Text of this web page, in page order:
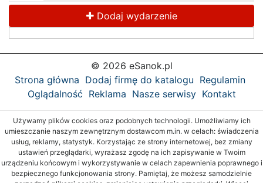
Dodaj wydarzenie
© 2026 eSanok.pl
Strona główna Dodaj firmę do katalogu Regulamin
Oglądalność Reklama Nasze serwisy Kontakt
Używamy plików cookies oraz podobnych technologii. Umożliwiamy ich
umieszczanie naszym zewnętrznym dostawcom m.in. w celach: świadczenia
usług, reklamy, statystyk. Korzystając ze strony internetowej, bez zmiany
ustawień przeglądarki, wyrażasz zgodę na ich zapisywanie w Twoim
urządzeniu końcowym i wykorzystywanie w celach zapewnienia poprawnego i
bezpiecznego funkcjonowania strony. Pamiętaj, że możesz samodzielnie